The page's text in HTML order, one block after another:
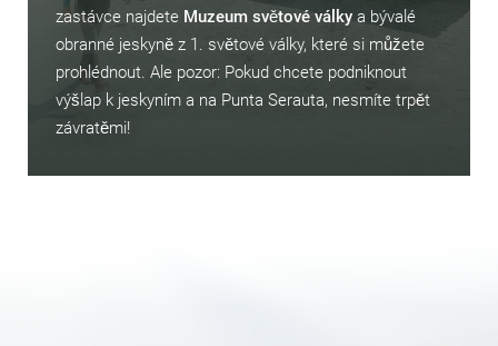
zastávce najdete Muzeum světové války a bývalé
obranné jeskyně z 1. světové války, které si můžete
prohlédnout. Ale pozor: Pokud chcete podniknout
výšlap k jeskyním a na Punta Serauta, nesmíte trpět
závratěmi!